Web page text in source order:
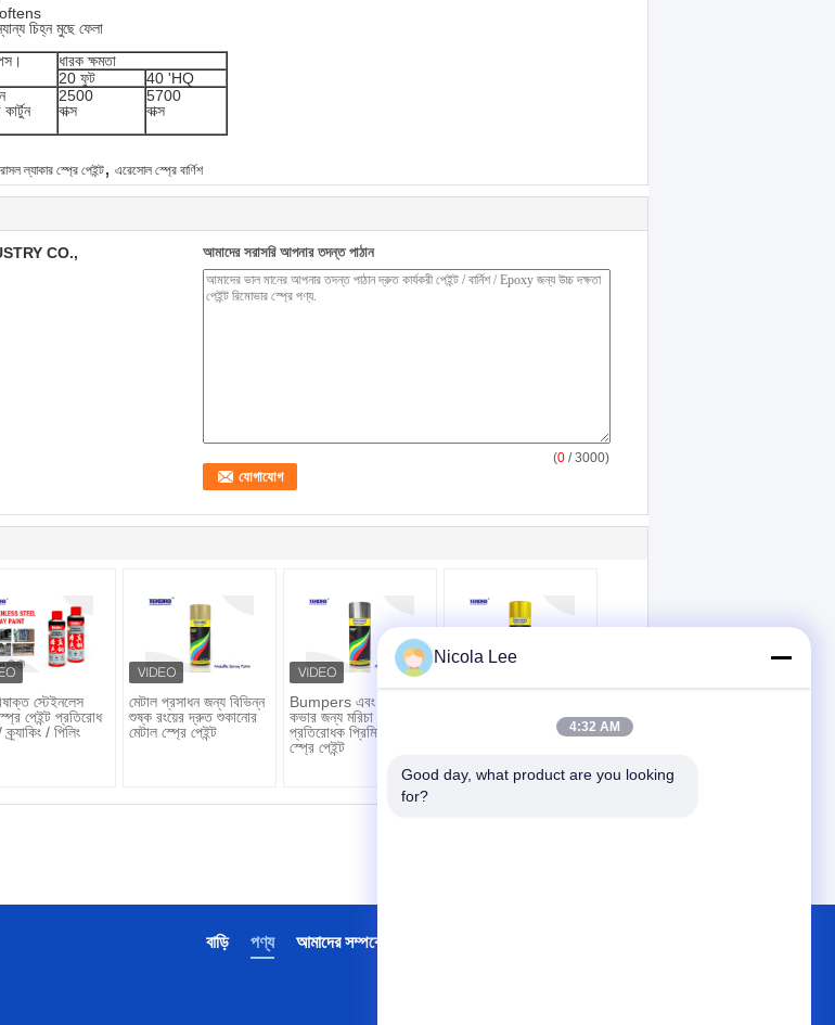
চিহ্ন মুছে ফেলা
ধারক ক্ষমতা
20 ফুট
40 'HQ
2500
বাক্স
5700
বাক্স
ল্যাকার স্প্রে পেইন্ট, এরেসোল স্প্রে বার্ণিশ
CO.,
আমাদের সরাসরি আপনার তদন্ত পাঠান
(0 / 3000)
স্টেইনলেস
পেইন্ট প্রতিরোধ
ক্র্যাকিং / পিলিং
মেটাল প্রসাধন জন্য বিভিন্ন
শুষ্ক রংয়ের দ্রুত শুকানোর
মেটাল স্প্রে পেইন্ট
Bumpers এবং চাকা
কভার জন্য মরিচা
প্রতিরোধক প্রিমিয়াম ক্রোম
স্প্রে পেইন্ট
এ অ্যারোসল স্প্রে পেইন্ট
ক্রাফ্ট বা হোম শোভাকর
আমাদের সম্পর্কে
পণ্য
বাড়ি
Nicola Lee
4:32 AM
Good day, what product are you looking
for?